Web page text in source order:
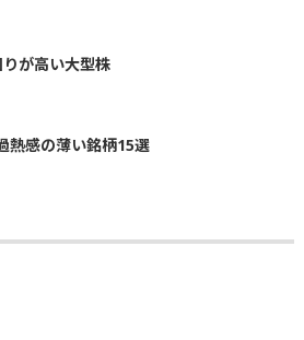
が高い大型株
熱感の薄い銘柄15選